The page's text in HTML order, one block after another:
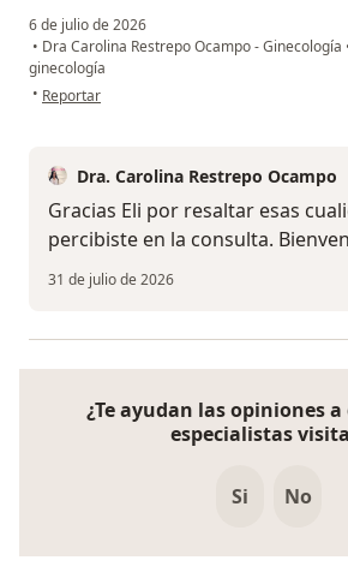
6 de julio de 2026
• Dra Carolina Restrepo Ocampo - Ginecología
ginecología
• en opinión del usuario Eli
Reportar
Dra. Carolina Restrepo Ocampo
Gracias Eli por resaltar esas
percibiste en la consulta.
31 de julio de 2026
¿Te ayudan las opiniones
especialistas
Si No